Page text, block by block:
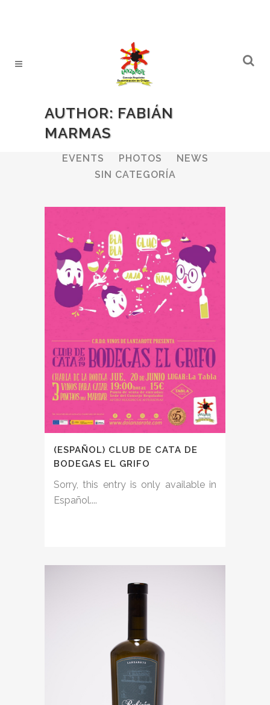
AUTHOR: FABIÁN
MARMAS
ALL WINERIES
EVENTS
PHOTOS
NEWS
SIN CATEGORÍA
(ESPAÑOL) CLUB DE CATA DE
BODEGAS EL GRIFO
Sorry, this entry is only available in
Español....